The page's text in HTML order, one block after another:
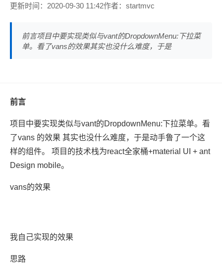
更新时间：2020-09-30 11:42作者：startmvc
前言项目中要实现类似与vant的DropdownMenu:下拉菜
单。看了vans的效果其实也没什么难度，于是
前言
项目中要实现类似与vant的DropdownMenu:下拉菜单。看
了vans 的效果 其实也没什么难度，于是动手鲁了一个这
样的组件。 项目的技术栈为react全家桶+material UI + ant
Design mobile。
vans的效果
我自己实现的效果
思路